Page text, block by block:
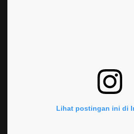
Lihat postingan ini di